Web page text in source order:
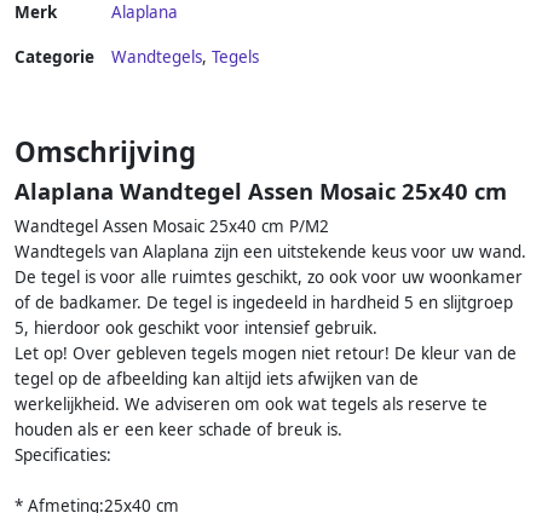
Merk Alaplana
Categorie Wandtegels, Tegels
Omschrijving
Alaplana Wandtegel Assen Mosaic 25x40 cm
Wandtegel Assen Mosaic 25x40 cm P/M2
Wandtegels van Alaplana zijn een uitstekende keus voor uw wand.
De tegel is voor alle ruimtes geschikt, zo ook voor uw woonkamer
of de badkamer. De tegel is ingedeeld in hardheid 5 en slijtgroep
5, hierdoor ook geschikt voor intensief gebruik.
Let op! Over gebleven tegels mogen niet retour! De kleur van de
tegel op de afbeelding kan altijd iets afwijken van de
werkelijkheid. We adviseren om ook wat tegels als reserve te
houden als er een keer schade of breuk is.
Specificaties:
* Afmeting:25x40 cm